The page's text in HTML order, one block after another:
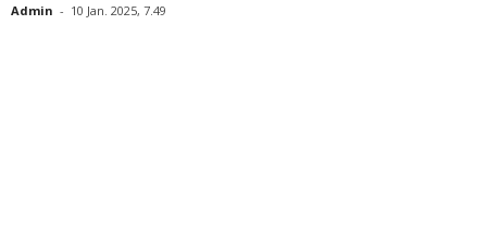
Admin - 10 Jan. 2025, 7.49